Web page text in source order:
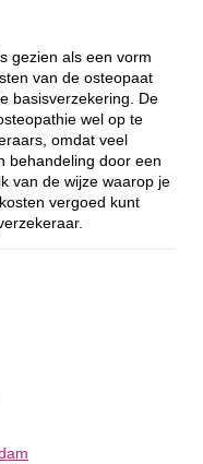
gezien als een vorm
van de osteopaat
basisverzekering. De
wel op te
omdat veel
behandeling door een
van de wijze waarop je
vergoed kunt